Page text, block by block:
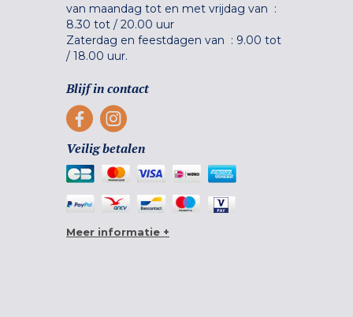
van maandag tot en met vrijdag van :
8.30 tot / 20.00 uur
Zaterdag en feestdagen van : 9.00 tot
/ 18.00 uur.
Blijf in contact
Veilig betalen
Meer informatie +